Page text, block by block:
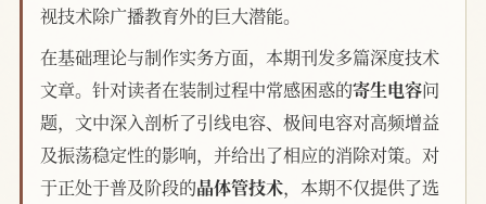
视技术除广播教育外的巨大潜能。
在基础理论与制作实务方面，本期刊发多篇深度技术
文章。针对读者在装制过程中常感困惑的寄生电容问
题，文中深入剖析了引线电容、极间电容对高频增益
及振荡稳定性的影响，并给出了相应的消除对策。对
于正处于普及阶段的晶体管技术，本期不仅提供了选